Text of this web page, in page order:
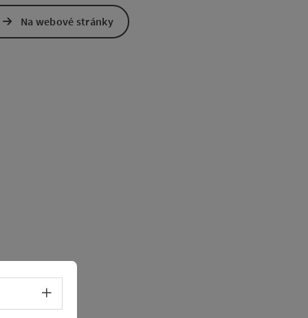
Na webové stránky
Volba jazyka - Otevřít menu